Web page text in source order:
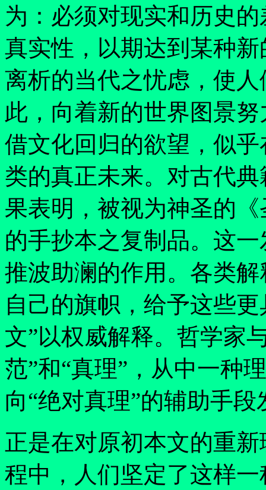
为：必须对现实和历史
真实性，以期达到某种
离析的当代之忧虑，使
此，向着新的世界图景
借文化回归的欲望，似
类的真正未来。对古代
果表明，被视为神圣的
的手抄本之复制品。这一
推波助澜的作用。各类
自己的旗帜，给予这些
文”以权威解释。哲学家
范”和“真理” ，从中一种
向“绝对真理”的辅助手段
正是在对原初本文的重
程中，人们坚定了这样